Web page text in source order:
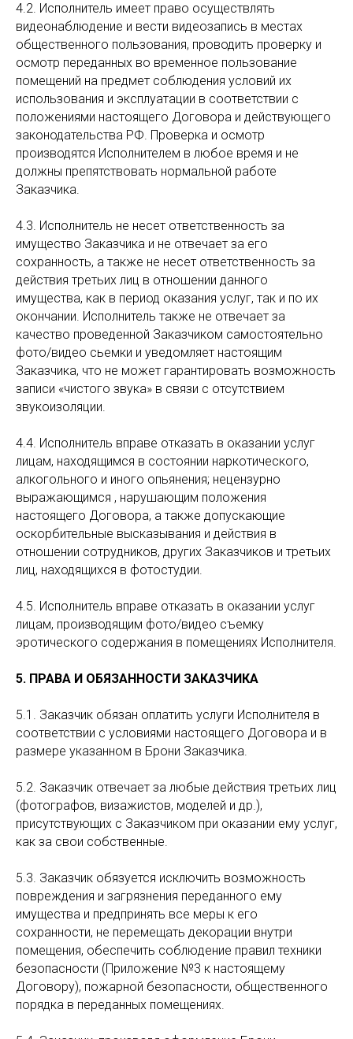
4.2. Исполнитель имеет право осуществлять
видеонаблюдение и вести видеозапись в местах
общественного пользования, проводить проверку и
осмотр переданных во временное пользование
помещений на предмет соблюдения условий их
использования и эксплуатации в соответствии с
положениями настоящего Договора и действующего
законодательства РФ. Проверка и осмотр
производятся Исполнителем в любое время и не
должны препятствовать нормальной работе
Заказчика.
4.3. Исполнитель не несет ответственность за
имущество Заказчика и не отвечает за его
сохранность, а также не несет ответственность за
действия третьих лиц в отношении данного
имущества, как в период оказания услуг, так и по их
окончании. Исполнитель также не отвечает за
качество проведенной Заказчиком самостоятельно
фото/видео сьемки и уведомляет настоящим
Заказчика, что не может гарантировать возможность
записи «чистого звука» в связи с отсутствием
звукоизоляции.
4.4. Исполнитель вправе отказать в оказании услуг
лицам, находящимся в состоянии наркотического,
алкогольного и иного опьянения; нецензурно
выражающимся , нарушающим положения
настоящего Договора, а также допускающие
оскорбительные высказывания и действия в
отношении сотрудников, других Заказчиков и третьих
лиц, находящихся в фотостудии.
4.5. Исполнитель вправе отказать в оказании услуг
лицам, производящим фото/видео съемку
эротического содержания в помещениях Исполнителя.
5. ПРАВА И ОБЯЗАННОСТИ ЗАКАЗЧИКА
5.1. Заказчик обязан оплатить услуги Исполнителя в
соответствии с условиями настоящего Договора и в
размере указанном в Брони Заказчика.
5.2. Заказчик отвечает за любые действия третьих лиц
(фотографов, визажистов, моделей и др.),
присутствующих с Заказчиком при оказании ему услуг,
как за свои собственные.
5.3. Заказчик обязуется исключить возможность
повреждения и загрязнения переданного ему
имущества и предпринять все меры к его
сохранности, не перемещать декорации внутри
помещения, обеспечить соблюдение правил техники
безопасности (Приложение №3 к настоящему
Договору), пожарной безопасности, общественного
порядка в переданных помещениях.